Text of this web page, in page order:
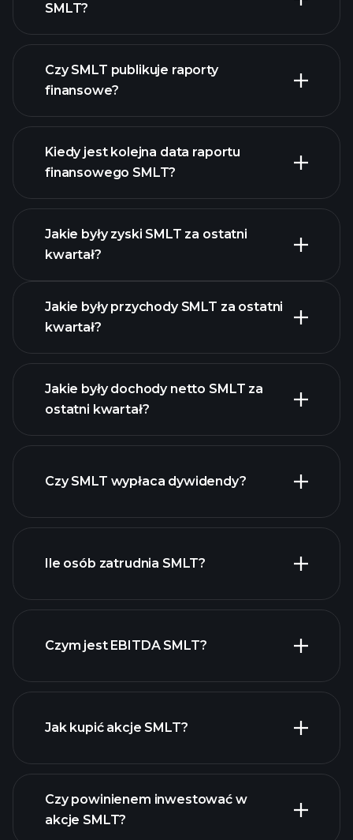
SMLT?
Czy SMLT publikuje raporty
finansowe?
finanse SMLT
Kiedy jest kolejna data raportu
finansowego SMLT?
Jakie były zyski SMLT za ostatni
kwartał?
Jakie były przychody SMLT za ostatni
kwartał?
Jakie były dochody netto SMLT za
ostatni kwartał?
raporty finansowe
Czy SMLT wypłaca dywidendy?
akcji o wysokiej
Ile osób zatrudnia SMLT?
Czym jest EBITDA SMLT?
raporty finansowe
Jak kupić akcje SMLT?
Czy powinienem inwestować w
akcje SMLT?